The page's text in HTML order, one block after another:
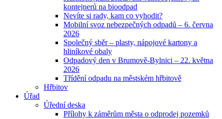
kontejnerů na bioodpad
Nevíte si rady, kam co vyhodit?
Mobilní svoz nebezpečných odpadů – 6. června
2026
Společný sběr – plasty, nápojové kartony a
hliníkové obaly
Odpadový den v Brumově-Bylnici – 22. května
2026
Třídění odpadu na městském hřbitově
Hřbitov
Úřad
Úřední deska
Přílohy k záměrům města o odprodej pozemků